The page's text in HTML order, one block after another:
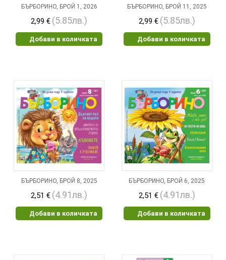
БЪРБОРИНО, БРОЙ 1, 2026
2,99 € (5.85лв.)
Добави в количката
БЪРБОРИНО, БРОЙ 11, 2025
2,99 € (5.85лв.)
Добави в количката
БЪРБОРИНО, БРОЙ 8, 2025
2,51 € (4.91лв.)
Добави в количката
БЪРБОРИНО, БРОЙ 6, 2025
2,51 € (4.91лв.)
Добави в количката